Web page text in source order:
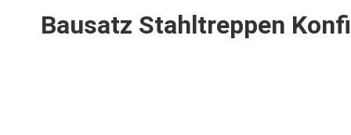
Bausatz Stahltreppen